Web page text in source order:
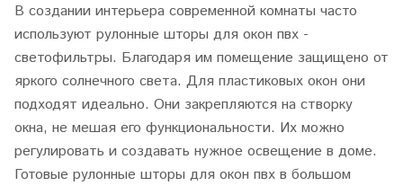
В создании интерьера современной комнаты часто
используют рулонные шторы для окон пвх -
светофильтры. Благодаря им помещение защищено от
яркого солнечного света. Для пластиковых окон они
подходят идеально. Они закрепляются на створку
окна, не мешая его функциональности. Их можно
регулировать и создавать нужное освещение в доме.
Готовые рулонные шторы для окон пвх в большом